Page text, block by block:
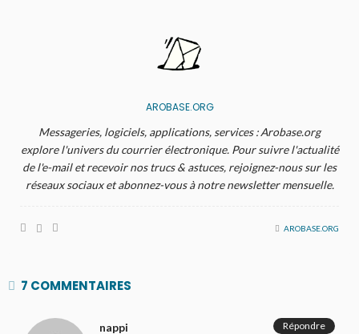
AROBASE.ORG
Messageries, logiciels, applications, services : Arobase.org
explore l'univers du courrier électronique. Pour suivre l'actualité
de l'e-mail et recevoir nos trucs & astuces, rejoignez-nous sur les
réseaux sociaux et abonnez-vous à notre newsletter mensuelle.
AROBASE.ORG
7 COMMENTAIRES
nappi Répondre